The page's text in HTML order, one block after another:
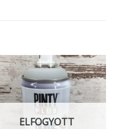
ELFOGYOTT